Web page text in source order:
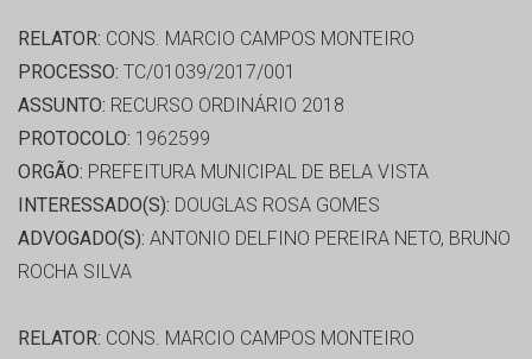
RELATOR: CONS. MARCIO CAMPOS MONTEIRO
PROCESSO: TC/01039/2017/001
ASSUNTO: RECURSO ORDINÁRIO 2018
PROTOCOLO: 1962599
ORGÃO: PREFEITURA MUNICIPAL DE BELA VISTA
INTERESSADO(S): DOUGLAS ROSA GOMES
ADVOGADO(S): ANTONIO DELFINO PEREIRA NETO, BRUNO
ROCHA SILVA
RELATOR: CONS. MARCIO CAMPOS MONTEIRO